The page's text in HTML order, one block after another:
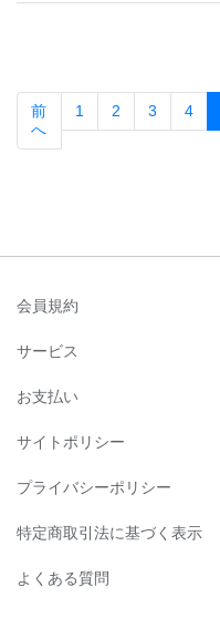
前
へ
1 2 3 4
会員規約
サービス
お支払い
サイトポリシー
プライバシーポリシー
特定商取引法に基づく表示
よくある質問